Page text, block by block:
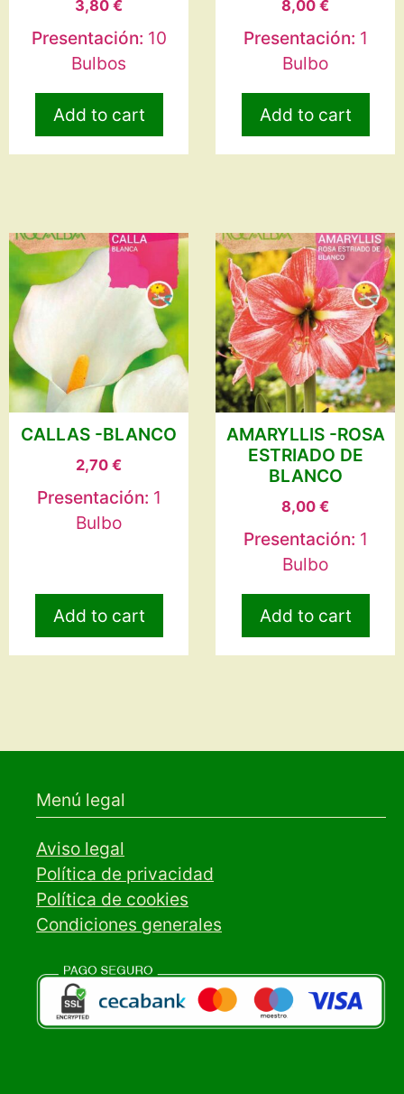
3,80 €
Presentación: 10
Bulbos
Add to cart
8,00 €
Presentación: 1
Bulbo
Add to cart
CALLAS -BLANCO
2,70 €
Presentación: 1
Bulbo
Add to cart
AMARYLLIS -ROSA
ESTRIADO DE
BLANCO
8,00 €
Presentación: 1
Bulbo
Add to cart
Menú legal
Aviso legal
Política de privacidad
Política de cookies
Condiciones generales